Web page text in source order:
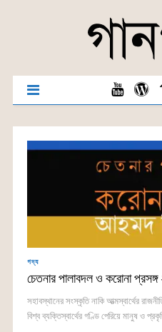
গদ্য
চেতনার পালাবদল ও করোনা
সহাবস্থানের সংস্কৃতি নাকি আত্মস্বার্থের
বিশ্ব ব্যক্তিস্বার্থের গণ্ডি পেরিয়ে মানুষ ও